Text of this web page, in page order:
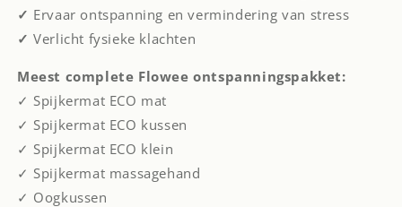
✓ Ervaar ontspanning en vermindering van stress
✓ Verlicht fysieke klachten
Meest complete Flowee ontspanningspakket:
✓ Spijkermat ECO mat
✓ Spijkermat ECO kussen
✓ Spijkermat ECO klein
✓ Spijkermat massagehand
✓ Oogkussen